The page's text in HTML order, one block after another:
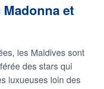
et
les Maldives sont
des stars qui
luxueuses loin des